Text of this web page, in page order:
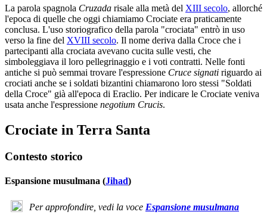
La parola spagnola Cruzada risale alla metà del XIII secolo, allorché
l'epoca di quelle che oggi chiamiamo Crociate era praticamente
conclusa. L'uso storiografico della parola "crociata" entrò in uso
verso la fine del XVIII secolo. Il nome deriva dalla Croce che i
partecipanti alla crociata avevano cucita sulle vesti, che
simboleggiava il loro pellegrinaggio e i voti contratti. Nelle fonti
antiche si può semmai trovare l'espressione Cruce signati riguardo ai
crociati anche se i soldati bizantini chiamarono loro stessi "Soldati
della Croce" già all'epoca di Eraclio. Per indicare le Crociate veniva
usata anche l'espressione negotium Crucis.
Crociate in Terra Santa
Contesto storico
Espansione musulmana (Jihad)
Per approfondire, vedi la voce Espansione musulmana